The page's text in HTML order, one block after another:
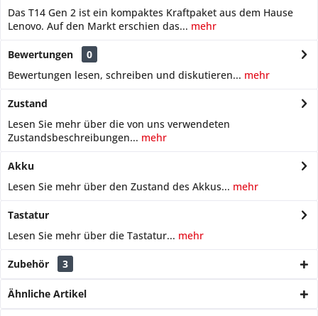
Das T14 Gen 2 ist ein kompaktes Kraftpaket aus dem Hause
Lenovo. Auf den Markt erschien das... mehr
Bewertungen
0
Bewertungen lesen, schreiben und diskutieren... mehr
Zustand
Lesen Sie mehr über die von uns verwendeten
Zustandsbeschreibungen... mehr
Akku
Lesen Sie mehr über den Zustand des Akkus... mehr
Tastatur
Lesen Sie mehr über die Tastatur... mehr
Zubehör 3
Ähnliche Artikel